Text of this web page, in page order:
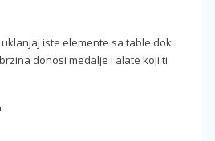
iste elemente sa table dok
donosi medalje i alate koji ti